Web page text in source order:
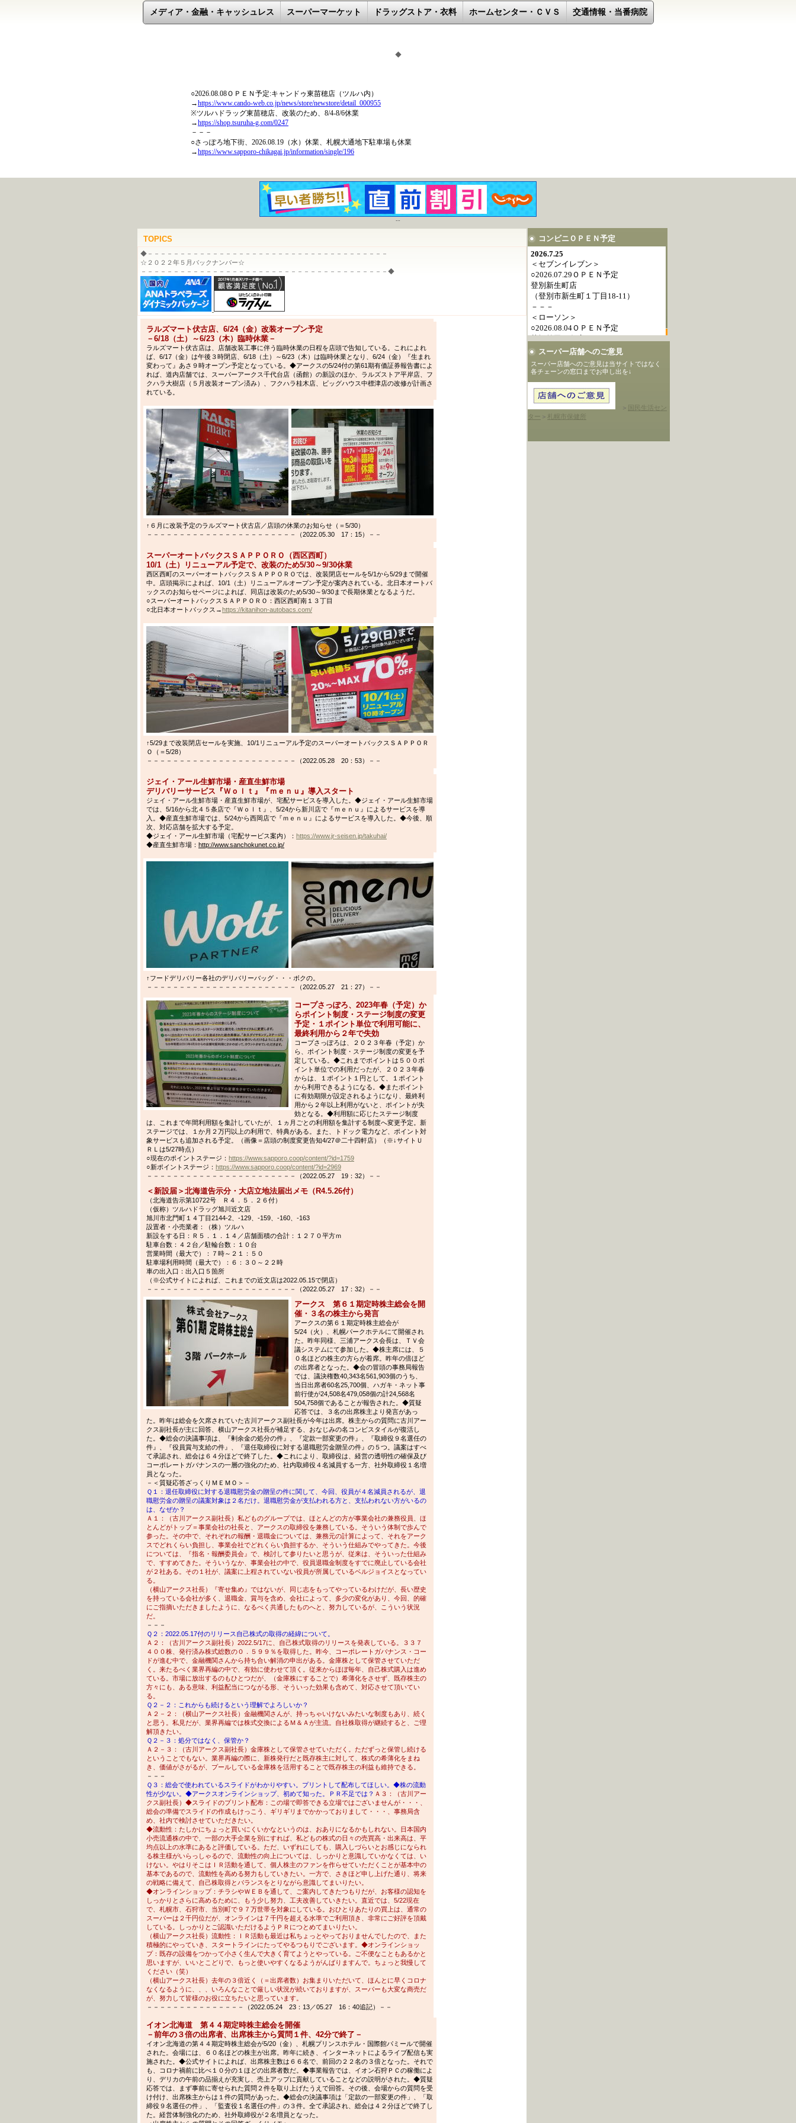
メディア・金融・キャッシュレス スーパーマーケット ドラッグストア・衣料 ホームセンター・ＣＶＳ 交通情報・当番病院
◆
コンビニＯＰＥＮ予定
スーパー店舗へのご意見
スーパー店舗へのご意見は当サイトではなく
各チェーンの窓口までお申し出を↓
＞
国民生活セン
ター
＞ 札幌市保健所
TOPICS
◆－－－－－－－－－－－－－－－－－－－－－－－－－－－－－－－－－－－－－
☆２０２２年５月バックナンバー☆
－－－－－－－－－－－－－－－－－－－－－－－－－－－－－－－－－－－－－－◆
ラルズマート伏古店、6/24（金）改装オープン予定
－6/18（土）～6/23（木）臨時休業－
ラルズマート伏古店は、店舗改装工事に伴う臨時休業の日程を店頭で告知している。これによれ
ば、6/17（金）は午後３時閉店、6/18（土）～6/23（木）は臨時休業となり、6/24（金）『生まれ
変わって』あさ９時オープン予定となっている。◆アークスの5/24付の第61期有価証券報告書によ
れば、道内店舗では、スーパーアークス千代台店（函館）の新設のほか、ラルズストア平岸店、フ
クハラ大樹店（５月改装オープン済み）、フクハラ桂木店、ビッグハウス中標津店の改修が計画さ
れている。
↑６月に改装予定のラルズマート伏古店／店頭の休業のお知らせ（＝5/30）
－－－－－－－－－－－－－－－－－－－－－－－（2022.05.30 17：15）－－
スーパーオートバックスＳＡＰＰＯＲＯ（西区西町）
10/1（土）リニューアル予定で、改装のため5/30～9/30休業
西区西町のスーパーオートバックスＳＡＰＰＯＲＯでは、改装閉店セールを5/1から5/29まで開催
中。店頭掲示によれば、10/1（土）リニューアルオープン予定が案内されている。北日本オートバ
ックスのお知らせページによれば、同店は改装のため5/30～9/30まで長期休業となるようだ。
○スーパーオートバックスＳＡＰＰＯＲＯ：西区西町南１３丁目
○北日本オートバックス→https://kitanihon-autobacs.com/
↑5/29まで改装閉店セールを実施、10/1リニューアル予定のスーパーオートバックスＳＡＰＰＯＲ
Ｏ（＝5/28）
－－－－－－－－－－－－－－－－－－－－－－－（2022.05.28 20：53）－－
ジェイ・アール生鮮市場・産直生鮮市場
デリバリーサービス『Ｗｏｌｔ』『ｍｅｎｕ』導入スタート
ジェイ・アール生鮮市場・産直生鮮市場が、宅配サービスを導入した。◆ジェイ・アール生鮮市場
では、5/16から北４５条店で『Ｗｏｌｔ』、5/24から新川店で『ｍｅｎｕ』によるサービスを導
入。◆産直生鮮市場では、5/24から西岡店で『ｍｅｎｕ』によるサービスを導入した。◆今後、順
次、対応店舗を拡大する予定。
◆ジェイ・アール生鮮市場（宅配サービス案内）： https://www.jr-seisen.jp/takuhai/
◆産直生鮮市場： http://www.sanchokunet.co.jp/
↑フードデリバリー各社のデリバリーバッグ・・・ボクの。
－－－－－－－－－－－－－－－－－－－－－－－（2022.05.27 21：27）－－
コープさっぽろ、2023年春（予定）か
らポイント制度・ステージ制度の変更
予定・１ポイント単位で利用可能に、
最終利用から２年で失効
コープさっぽろは、２０２３年春（予定）か
ら、ポイント制度・ステージ制度の変更を予
定している。◆これまでポイントは５００ポ
イント単位での利用だったが、２０２３年春
からは、１ポイント１円として、１ポイント
から利用できるようになる。◆またポイント
に有効期限が設定されるようになり、最終利
用から２年以上利用がないと、ポイントが失
効となる。◆利用額に応じたステージ制度
は、これまで年間利用額を集計していたが、１ヵ月ごとの利用額を集計する制度へ変更予定。新
ステージでは、１か月２万円以上の利用で、特典がある。また、トドック電力など、ポイント対
象サービスも追加される予定。（画像＝店頭の制度変更告知4/27＠二十四軒店）（※↓サイトＵ
ＲＬは5/27時点）
○現在のポイントステージ： https://www.sapporo.coop/content/?id=1759
○新ポイントステージ： https://www.sapporo.coop/content/?id=2969
－－－－－－－－－－－－－－－－－－－－－－－（2022.05.27 19：32）－－
＜新設届＞北海道告示分・大店立地法届出メモ（R4.5.26付）
（北海道告示第10722号 Ｒ４．５．２６付）
（仮称）ツルハドラッグ旭川近文店
旭川市北門町１４丁目2144-2、-129、-159、-160、-163
設置者・小売業者：（株）ツルハ
新設をする日：Ｒ５．１．１４／店舗面積の合計：１２７０平方ｍ
駐車台数：４２台／駐輪台数：１０台
営業時間（最大で）：７時～２１：５０
駐車場利用時間（最大で）：６：３０～２２時
車の出入口：出入口５箇所
（※公式サイトによれば、これまでの近文店は2022.05.15で閉店）
－－－－－－－－－－－－－－－－－－－－－－－（2022.05.27 17：32）－－
アークス 第６１期定時株主総会を開
催・３名の株主から発言
アークスの第６１期定時株主総会が
5/24（火）、札幌パークホテルにて開催され
た。昨年同様、三浦アークス会長は、ＴＶ会
議システムにて参加した。◆株主席には、５
０名ほどの株主の方らが着席。昨年の倍ほど
の出席者となった。◆会の冒頭の事務局報告
では、議決権数40,343名561,903個のうち、
当日出席者60名25,700個、ハガキ・ネット事
前行使が24,508名479,058個の計24,568名
504,758個であることが報告された。◆質疑
応答では、３名の出席株主より発言があっ
た。昨年は総会を欠席されていた古川アークス副社長が今年は出席。株主からの質問に古川アー
クス副社長が主に回答、横山アークス社長が補足する、おなじみの名コンビスタイルが復活し
た。◆総会の決議事項は、『剰余金の処分の件』、『定款一部変更の件』、『取締役９名選任の
件』、『役員賞与支給の件』、『退任取締役に対する退職慰労金贈呈の件』の５つ。議案はすべ
て承認され、総会は６４分ほどで終了した。◆これにより、取締役は、経営の透明性の確保及び
コーポレートガバナンスの一層の強化のため、社内取締役４名減員する一方、社外取締役１名増
員となった。
－＜質疑応答ざっくりＭＥＭＯ＞－
Ｑ１：退任取締役に対する退職慰労金の贈呈の件に関して、今回、役員が４名減員されるが、退
職慰労金の贈呈の議案対象は２名だけ。退職慰労金が支払われる方と、支払われない方がいるの
は、なぜか？
Ａ１：（古川アークス副社長）私どものグループでは、ほとんどの方が事業会社の兼務役員、ほ
とんどがトップ＝事業会社の社長と、アークスの取締役を兼務している。そういう体制で歩んで
参った。その中で、それぞれの報酬・退職金については、兼務元の計算によって、それをアーク
スでどれくらい負担し、事業会社でどれくらい負担するか、そういう仕組みでやってきた。今後
については、『指名・報酬委員会』で、検討して参りたいと思うが、従来は、そういった仕組み
で、すすめてきた。そういうなか、事業会社の中で、役員退職金制度をすでに廃止している会社
が２社ある。その１社が、議案に上程されていない役員が所属しているベルジョイスとなってい
る。
（横山アークス社長）『寄せ集め』ではないが、同じ志をもってやっているわけだが、長い歴史
を持っている会社が多く、退職金、賞与を含め、会社によって、多少の変化があり、今回、的確
にご指摘いただきましたように、なるべく共通したものへと、努力しているが、こういう状況
だ。
－－－
Ｑ２：2022.05.17付のリリース自己株式の取得の経緯について。
Ａ２：（古川アークス副社長）2022.5/17に、自己株式取得のリリースを発表している。３３７
４００株、発行済み株式総数の０．５９９％を取得した。昨今、コーポレートガバナンス・コー
ドが進む中で、金融機関さんから持ち合い解消の申出がある。金庫株として保管させていただ
く。来たるべく業界再編の中で、有効に使わせて頂く。従来からほぼ毎年、自己株式購入は進め
ている。市場に放出するのもひとつだが、（金庫株にすることで）希薄化をさせず、既存株主の
方々にも、ある意味、利益配当につながる形、そういった効果も含めて、対応させて頂いてい
る。
Ｑ２－２：これからも続けるという理解でよろしいか？
Ａ２－２：（横山アークス社長）金融機関さんが、持っちゃいけないみたいな制度もあり、続く
と思う。私見だが、業界再編では株式交換によるＭ＆Ａが主流。自社株取得が継続すると、ご理
解頂きたい。
Ｑ２－３：処分ではなく、保管か？
Ａ２－３：（古川アークス副社長）金庫株として保管させていただく。ただずっと保管し続ける
ということでもない。業界再編の際に、新株発行だと既存株主に対して、株式の希薄化をまね
き、価値がさがるが、プールしている金庫株を活用することで既存株主の利益も維持できる。
－－－
Ｑ３：総会で使われているスライドがわかりやすい。プリントして配布してほしい。◆株の流動
性が少ない。◆アークスオンラインショップ、初めて知った。ＰＲ不足では？ Ａ３：（古川アー
クス副社長）◆スライドのプリント配布：この場で即答できる立場ではございませんが・・・、
総会の準備でスライドの作成もけっこう、ギリギリまでかかっておりまして・・・、事務局含
め、社内で検討させていただきたい。
◆流動性：たしかにちょっと買いにくいかなというのは、おありになるかもしれない。日本国内
小売流通株の中で、一部の大手企業を別にすれば、私どもの株式の日々の売買高・出来高は、平
均点以上の水準にあると評価している。ただ、いずれにしても、購入しづらいとお感じになられ
る株主様がいらっしゃるので、流動性の向上については、しっかりと意識していかなくては、い
けない。やはりそこはＩＲ活動を通して、個人株主のファンを作らせていただくことが基本中の
基本であるので、流動性を高める努力もしていきたい。一方で、さきほど申し上げた通り、将来
の戦略に備えて、自己株取得とバランスをとりながら意識してまいりたい。
◆オンラインショップ：チラシやＷＥＢを通して、ご案内してきたつもりだが、お客様の認知を
しっかりとさらに高めるために、もう少し努力、工夫改善していきたい。直近では、5/22現在
で、札幌市、石狩市、当別町で９７万世帯を対象にしている。おひとりあたりの買上は、通常の
スーパーは２千円位だが、オンラインは７千円を超える水準でご利用頂き、非常にご好評を頂戴
している。しっかりとご認識いただけるようＰＲにつとめてまいりたい。
（横山アークス社長）流動性：ＩＲ活動も最近は私ちょっとやっておりませんでしたので、また
積極的にやっていき、スタートラインにたってやるつもりでございます。◆オンラインショッ
プ：既存の設備をつかって小さく生んで大きく育てようとやっている。ご不便なこともあるかと
思いますが、いいとこどりで、もっと使いやすくなるようがんばりますんで。ちょっと我慢して
ください（笑）
（横山アークス社長）去年の３倍近く（＝出席者数）お集まりいただいて、ほんとに早くコロナ
なくなるように、、、いろんなことで厳しい状況が続いておりますが、スーパーも大変な商売だ
が、努力して皆様のお役に立ちたいと思っています。
－－－－－－－－－－－－－－－（2022.05.24 23：13／05.27 16：40追記）－－
イオン北海道 第４４期定時株主総会を開催
－前年の３倍の出席者、出席株主から質問１件、42分で終了－
イオン北海道の第４４期定時株主総会が5/20（金）、札幌プリンスホテル・国際館パミールで開催
された。会場には、６０名ほどの株主が出席。昨年に続き、インターネットによるライブ配信も実
施された。◆公式サイトによれば、出席株主数は６６名で、前回の２２名の３倍となった。それで
も、コロナ禍前に比べ１０分の１ほどの出席者数だ。◆事業報告では、イオン石狩ＰＣの稼働によ
り、デリカの午前の品揃えが充実し、売上アップに貢献していることなどの説明がされた。◆質疑
応答では、まず事前に寄せられた質問２件を取り上げたうえで回答。その後、会場からの質問を受
け付け、出席株主からは１件の質問があった。◆総会の決議事項は「定款の一部変更の件」、「取
締役９名選任の件」、「監査役１名選任の件」の３件。全て承認され、総会は４２分ほどで終了し
た。経営体制強化のため、社外取締役が２名増員となった。
--